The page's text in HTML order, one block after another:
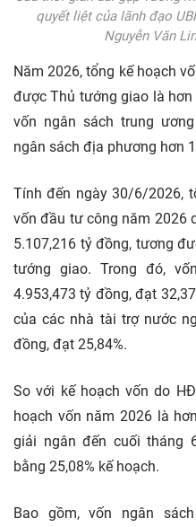
quyết liệt của lãnh đạo
Nguyễn Văn
Năm 2026, tổng kế hoạch
được Thủ tướng giao là
vốn ngân sách trung
ngân sách địa phương hơn
Tính đến ngày 30/6/2026,
vốn đầu tư công năm 2026
5.107,216 tỷ đồng, tương
tướng giao. Trong đó,
4.953,473 tỷ đồng, đạt
của các nhà tài trợ nước
đồng, đạt 25,84%.
So với kế hoạch vốn do
hoạch vốn năm 2026 là
giải ngân đến cuối tháng
bằng 25,08% kế hoạch.
Bao gồm, vốn ngân